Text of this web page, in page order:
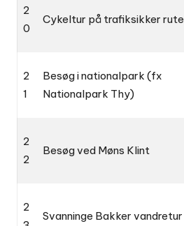
2
0
Cykeltur på trafiksikker rute
2
1
Besøg i nationalpark (fx
Nationalpark Thy)
2
2
Besøg ved Møns Klint
2
Svanninge Bakker vandretur